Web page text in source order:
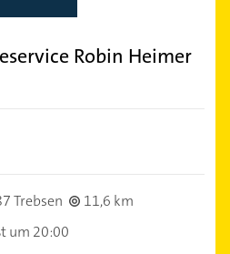
Robin Heimer
Trebsen
11,6 km
um 20:00